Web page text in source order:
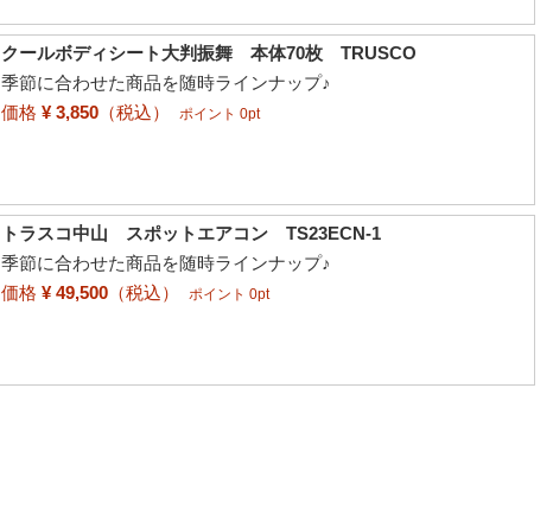
クールボディシート大判振舞 本体70枚 TRUSCO
季節に合わせた商品を随時ラインナップ♪
価格 ¥ 3,850 （税込） ポイント 0pt
トラスコ中山 スポットエアコン TS23ECN-1
季節に合わせた商品を随時ラインナップ♪
価格 ¥ 49,500 （税込） ポイント 0pt